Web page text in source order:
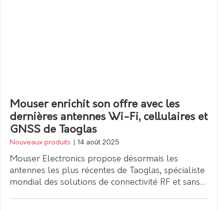
Mouser enrichit son offre avec les
dernières antennes Wi-Fi, cellulaires et
GNSS de Taoglas
Nouveaux produits 14 août 2025
Mouser Electronics propose désormais les
antennes les plus récentes de Taoglas, spécialiste
mondial des solutions de connectivité RF et sans…